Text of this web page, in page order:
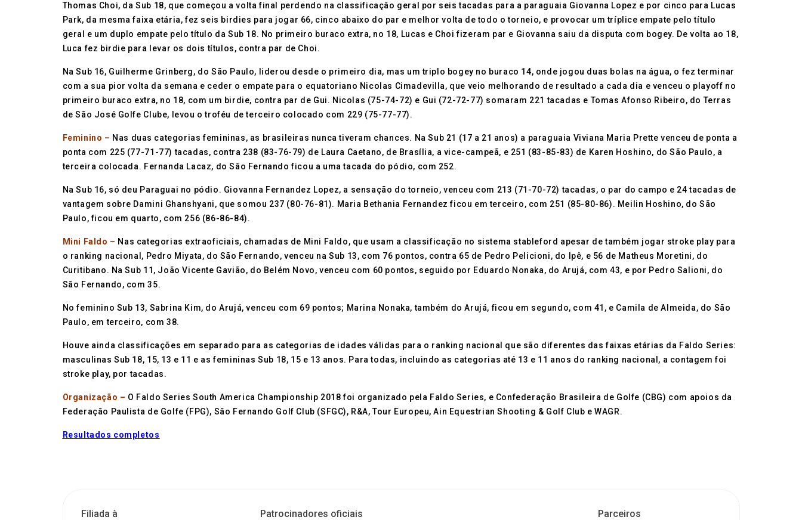
Thomas Choi, da Sub 18, que começou a volta final perdendo na classificação geral por seis tacadas para a paraguaia Giovanna Lopez e por cinco para Lucas
Park, da mesma faixa etária, fez seis birdies para jogar 66, cinco abaixo do par e melhor volta de todo o torneio, e provocar um tríplice empate pelo título
geral e um duplo empate pelo título da Sub 18. No primeiro buraco extra, no 18, Lucas e Choi fizeram par e Giovanna saiu da disputa com bogey. De volta ao 18,
Luca fez birdie para levar os dois títulos, contra par de Choi.
Na Sub 16, Guilherme Grinberg, do São Paulo, liderou desde o primeiro dia, mas um triplo bogey no buraco 14, onde jogou duas bolas na água, o fez terminar
com a sua pior volta da semana e ceder o empate para o equatoriano Nicolas Cimadevilla, que veio melhorando de resultado a cada dia e venceu o playoff no
primeiro buraco extra, no 18, com um birdie, contra par de Gui. Nicolas (75-74-72) e Gui (72-72-77) somaram 221 tacadas e Tomas Afonso Ribeiro, do Terras
de São José Golfe Clube, levou o troféu de terceiro colocado com 229 (75-77-77).
Feminino – Nas duas categorias femininas, as brasileiras nunca tiveram chances. Na Sub 21 (17 a 21 anos) a paraguaia Viviana Maria Prette venceu de ponta a
ponta com 225 (77-71-77) tacadas, contra 238 (83-76-79) de Laura Caetano, de Brasília, a vice-campeã, e 251 (83-85-83) de Karen Hoshino, do São Paulo, a
terceira colocada. Fernanda Lacaz, do São Fernando ficou a uma tacada do pódio, com 252.
Na Sub 16, só deu Paraguai no pódio. Giovanna Fernandez Lopez, a sensação do torneio, venceu com 213 (71-70-72) tacadas, o par do campo e 24 tacadas de
vantagem sobre Damini Ghanshyani, que somou 237 (80-76-81). Maria Bethania Fernandez ficou em terceiro, com 251 (85-80-86). Meilin Hoshino, do São
Paulo, ficou em quarto, com 256 (86-86-84).
Mini Faldo – Nas categorias extraoficiais, chamadas de Mini Faldo, que usam a classificação no sistema stableford apesar de também jogar stroke play para
o ranking nacional, Pedro Miyata, do São Fernando, venceu na Sub 13, com 76 pontos, contra 65 de Pedro Pelicioni, do Ipê, e 56 de Matheus Moretini, do
Curitibano. Na Sub 11, João Vicente Gavião, do Belém Novo, venceu com 60 pontos, seguido por Eduardo Nonaka, do Arujá, com 43, e por Pedro Salioni, do
São Fernando, com 35.
No feminino Sub 13, Sabrina Kim, do Arujá, venceu com 69 pontos; Marina Nonaka, também do Arujá, ficou em segundo, com 41, e Camila de Almeida, do São
Paulo, em terceiro, com 38.
Houve ainda classificações em separado para as categorias de idades válidas para o ranking nacional que são diferentes das faixas etárias da Faldo Series:
masculinas Sub 18, 15, 13 e 11 e as femininas Sub 18, 15 e 13 anos. Para todas, incluindo as categorias até 13 e 11 anos do ranking nacional, a contagem foi
stroke play, por tacadas.
Organização – O Faldo Series South America Championship 2018 foi organizado pela Faldo Series, e Confederação Brasileira de Golfe (CBG) com apoios da
Federação Paulista de Golfe (FPG), São Fernando Golf Club (SFGC), R&A, Tour Europeu, Ain Equestrian Shooting & Golf Club e WAGR.
Resultados completos
Filiada à Patrocinadores oficiais Parceiros